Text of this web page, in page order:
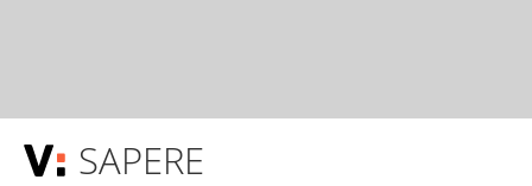
SAPERE